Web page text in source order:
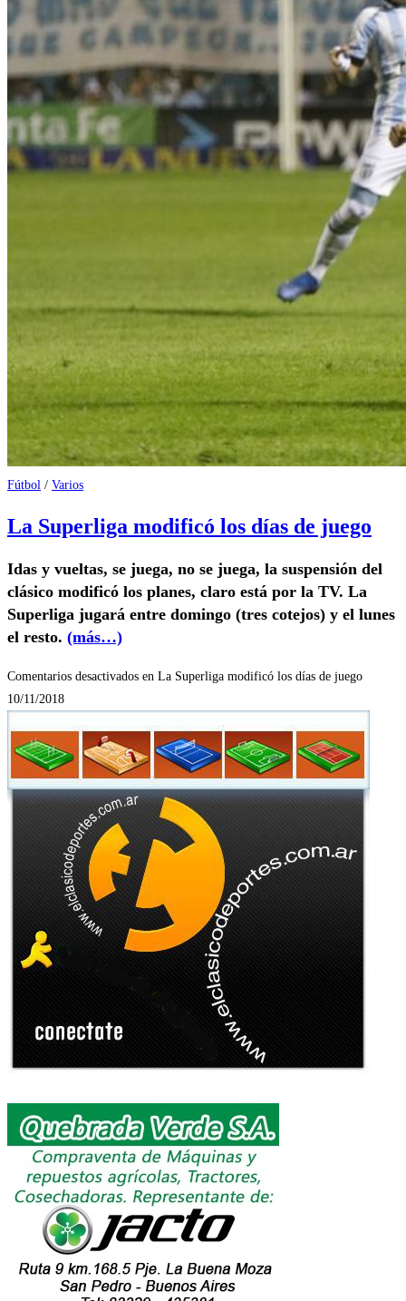
Fútbol / Varios
La Superliga modificó los días de juego
Idas y vueltas, se juega, no se juega, la suspensión del
clásico modificó los planes, claro está por la TV. La
Superliga jugará entre domingo (tres cotejos) y el lunes
el resto. (más…)
Comentarios desactivados en La Superliga modificó los días de juego
10/11/2018